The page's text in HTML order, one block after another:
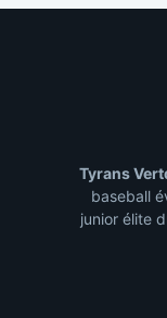
Tyrans
baseball
junior élite